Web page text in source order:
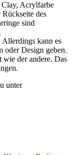
Clay, Acrylfarbe
des
sind
kann es
oder Design geben.
der andere. Das
unter